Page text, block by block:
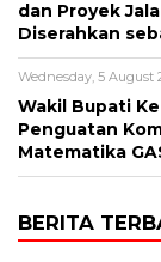
dan Proyek
Diserahkan
Wednesday, 5 August
Wakil Bupati
Penguatan
Matematika
BERITA